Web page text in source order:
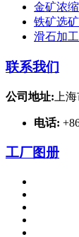
金矿浓
铁矿选
滑石加
联系我们
公司地址: 上
电话:
工厂图册